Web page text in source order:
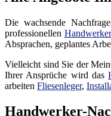
Die wachsende
professionellen
Absprachen, geplantes
Vielleicht sind Sie der
Ihrer Ansprüche wird das
arbeiten Fliesenleger,
Handwerker-